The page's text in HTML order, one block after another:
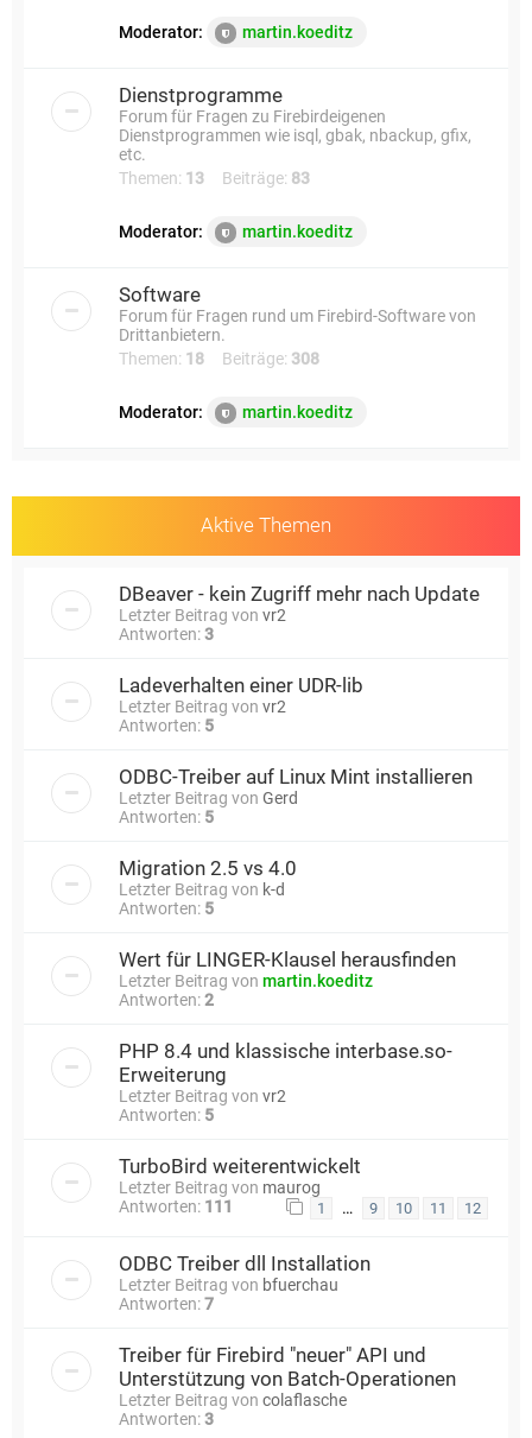
Moderator: martin.koeditz
Dienstprogramme
Forum für Fragen zu Firebirdeigenen
Dienstprogrammen wie isql, gbak, nbackup, gfix,
etc.
Themen: 13 Beiträge: 83
Moderator: martin.koeditz
Software
Forum für Fragen rund um Firebird-Software von
Drittanbietern.
Themen: 18 Beiträge: 308
Moderator: martin.koeditz
Aktive Themen
DBeaver - kein Zugriff mehr nach Update
Letzter Beitrag von vr2
Antworten:3
Ladeverhalten einer UDR-lib
Letzter Beitrag von vr2
Antworten: 5
ODBC-Treiber auf Linux Mint installieren
Letzter Beitrag von Gerd
Antworten: 5
Migration 2.5 vs 4.0
Letzter Beitrag von k-d
Antworten: 5
Wert für LINGER-Klausel herausfinden
Letzter Beitrag von martin.koeditz
Antworten:2
PHP 8.4 und klassische interbase.so-
Erweiterung
Letzter Beitrag von vr2
Antworten: 5
TurboBird weiterentwickelt
Letzter Beitrag von maurog
Antworten: 111 1 … 9 10 11 12
ODBC Treiber dll Installation
Letzter Beitrag von bfuerchau
Antworten:7
Treiber für Firebird "neuer" API und
Unterstützung von Batch-Operationen
Letzter Beitrag von colaflasche
Antworten:3